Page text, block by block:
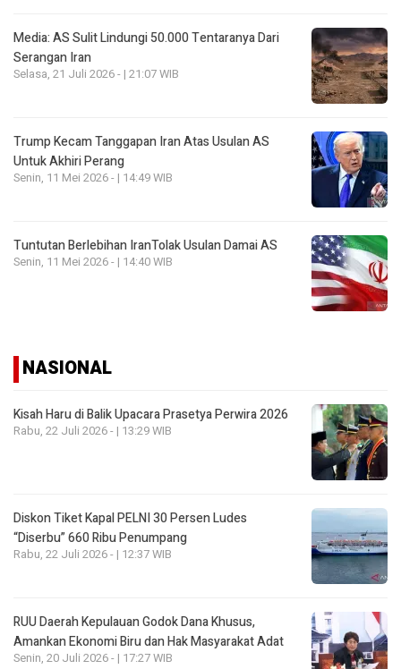
Media: AS Sulit Lindungi 50.000 Tentaranya Dari
Serangan Iran
Selasa, 21 Juli 2026 - | 21:07 WIB
Trump Kecam Tanggapan Iran Atas Usulan AS
Untuk Akhiri Perang
Senin, 11 Mei 2026 - | 14:49 WIB
Tuntutan Berlebihan IranTolak Usulan Damai AS
Senin, 11 Mei 2026 - | 14:40 WIB
NASIONAL
Kisah Haru di Balik Upacara Prasetya Perwira 2026
Rabu, 22 Juli 2026 - | 13:29 WIB
Diskon Tiket Kapal PELNI 30 Persen Ludes
“Diserbu” 660 Ribu Penumpang
Rabu, 22 Juli 2026 - | 12:37 WIB
RUU Daerah Kepulauan Godok Dana Khusus,
Amankan Ekonomi Biru dan Hak Masyarakat Adat
Senin, 20 Juli 2026 - | 17:27 WIB